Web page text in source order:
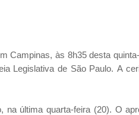
Campinas, às 8h35 desta
Legislativa de São Paulo. A
última quarta-feira (20). O